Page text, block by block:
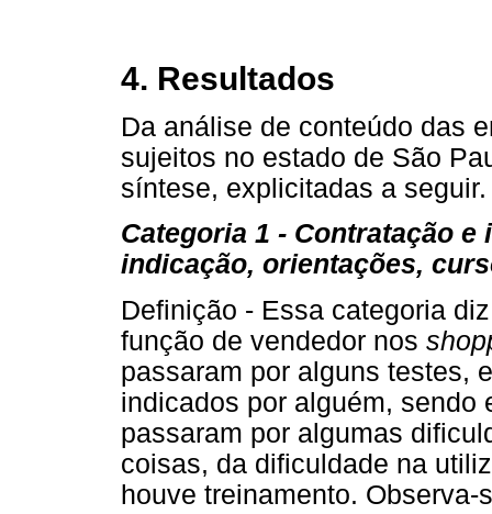
4. Resultados
Da análise de conteúdo das
sujeitos no estado de São
síntese, explicitadas a seguir.
Categoria 1 - Contratação
indicação, orientações,
Definição - Essa categoria
função de vendedor nos
passaram por alguns testes,
indicados por alguém, sendo
passaram por algumas
coisas, da dificuldade na
houve treinamento.